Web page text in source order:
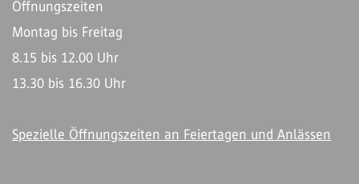
Öffnungszeiten
Montag bis Freitag
8.15 bis 12.00 Uhr
13.30 bis 16.30 Uhr
Spezielle Öffnungszeiten an Feiertagen und Anlässen